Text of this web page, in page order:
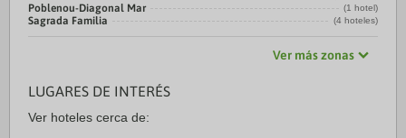
Poblenou-Diagonal Mar (1 hotel)
Sagrada Familia (4 hoteles)
Ver más zonas
LUGARES DE INTERÉS
Ver hoteles cerca de: